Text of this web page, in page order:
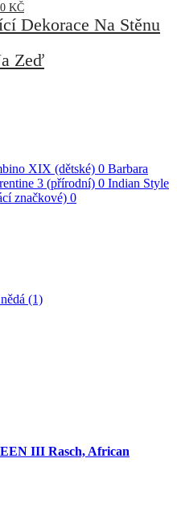
KČ
Dekorace Na Stěnu
Zeď
XIX (dětské) 0 Barbara
3 (přírodní) 0 Indian Style
značkové) 0
(1)
III Rasch, African